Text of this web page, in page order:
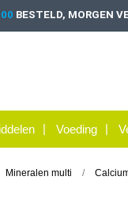
BESTELD, MORGEN
Voeding
Mineralen multi